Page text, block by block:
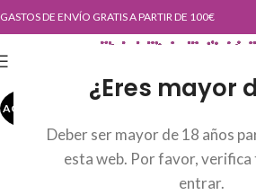
¿Eres mayor
Deber ser mayor de 18 años
esta web. Por favor, verifica
entrar.
GASTOS DE ENVÍO GRATIS A PARTIR DE 100€
AGOT
AGOTADO